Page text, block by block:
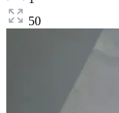
50